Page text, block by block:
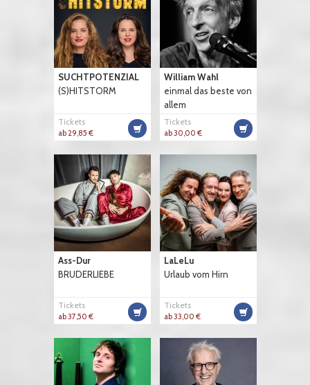
SUCHTPOTENZIAL
(S)HITSTORM
Tickets
ab 29,85 €
William Wahl
einmal das beste von
allem
Tickets
ab 30,00 €
Ass-Dur
BRUDERLIEBE
Tickets
ab 37,50 €
LaLeLu
Urlaub vom Hirn
Tickets
ab 33,00 €